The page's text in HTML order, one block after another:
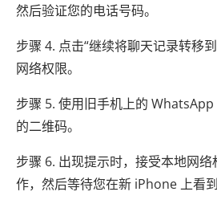
然后验证您的电话号码。
步骤 4. 点击“继续将聊天记录转移
网络权限。
步骤 5. 使用旧手机上的
的二维码。
步骤 6. 出现提示时，接受本地网
作，然后等待您在新 iPhone 上看到